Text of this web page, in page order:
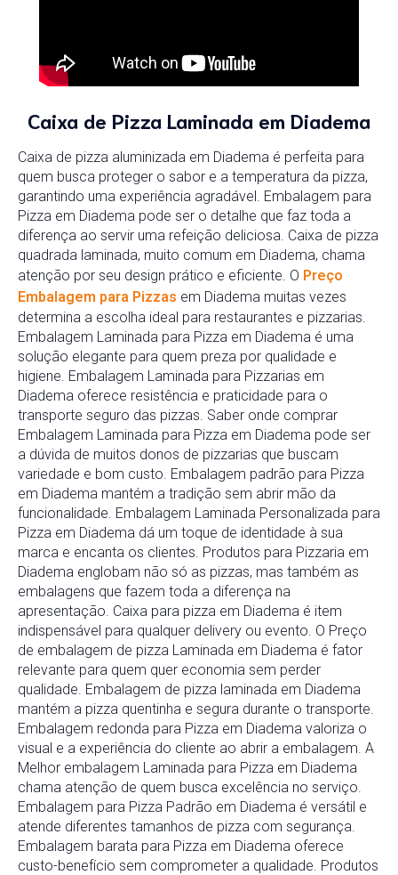
Caixa de Pizza Laminada em Diadema
Caixa de pizza aluminizada em Diadema é perfeita para
quem busca proteger o sabor e a temperatura da pizza,
garantindo uma experiência agradável. Embalagem para
Pizza em Diadema pode ser o detalhe que faz toda a
diferença ao servir uma refeição deliciosa. Caixa de pizza
quadrada laminada, muito comum em Diadema, chama
atenção por seu design prático e eficiente. O Preço
Embalagem para Pizzas em Diadema muitas vezes
determina a escolha ideal para restaurantes e pizzarias.
Embalagem Laminada para Pizza em Diadema é uma
solução elegante para quem preza por qualidade e
higiene. Embalagem Laminada para Pizzarias em
Diadema oferece resistência e praticidade para o
transporte seguro das pizzas. Saber onde comprar
Embalagem Laminada para Pizza em Diadema pode ser
a dúvida de muitos donos de pizzarias que buscam
variedade e bom custo. Embalagem padrão para Pizza
em Diadema mantém a tradição sem abrir mão da
funcionalidade. Embalagem Laminada Personalizada para
Pizza em Diadema dá um toque de identidade à sua
marca e encanta os clientes. Produtos para Pizzaria em
Diadema englobam não só as pizzas, mas também as
embalagens que fazem toda a diferença na
apresentação. Caixa para pizza em Diadema é item
indispensável para qualquer delivery ou evento. O Preço
de embalagem de pizza Laminada em Diadema é fator
relevante para quem quer economia sem perder
qualidade. Embalagem de pizza laminada em Diadema
mantém a pizza quentinha e segura durante o transporte.
Embalagem redonda para Pizza em Diadema valoriza o
visual e a experiência do cliente ao abrir a embalagem. A
Melhor embalagem Laminada para Pizza em Diadema
chama atenção de quem busca excelência no serviço.
Embalagem para Pizza Padrão em Diadema é versátil e
atende diferentes tamanhos de pizza com segurança.
Embalagem barata para Pizza em Diadema oferece
custo-benefício sem comprometer a qualidade. Produtos